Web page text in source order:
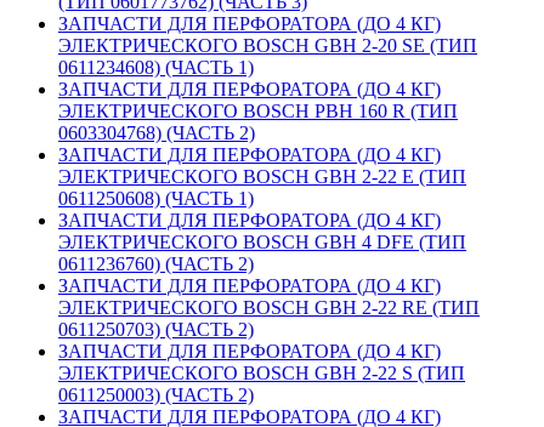
ЗАПЧАСТИ ДЛЯ ПЕРФОРАТОРА (ДО 4 КГ)
ЭЛЕКТРИЧЕСКОГО BOSCH GBH 2-20 SE (ТИП
0611234608) (ЧАСТЬ 1)
ЗАПЧАСТИ ДЛЯ ПЕРФОРАТОРА (ДО 4 КГ)
ЭЛЕКТРИЧЕСКОГО BOSCH PBH 160 R (ТИП
0603304768) (ЧАСТЬ 2)
ЗАПЧАСТИ ДЛЯ ПЕРФОРАТОРА (ДО 4 КГ)
ЭЛЕКТРИЧЕСКОГО BOSCH GBH 2-22 E (ТИП
0611250608) (ЧАСТЬ 1)
ЗАПЧАСТИ ДЛЯ ПЕРФОРАТОРА (ДО 4 КГ)
ЭЛЕКТРИЧЕСКОГО BOSCH GBH 4 DFE (ТИП
0611236760) (ЧАСТЬ 2)
ЗАПЧАСТИ ДЛЯ ПЕРФОРАТОРА (ДО 4 КГ)
ЭЛЕКТРИЧЕСКОГО BOSCH GBH 2-22 RE (ТИП
0611250703) (ЧАСТЬ 2)
ЗАПЧАСТИ ДЛЯ ПЕРФОРАТОРА (ДО 4 КГ)
ЭЛЕКТРИЧЕСКОГО BOSCH GBH 2-22 S (ТИП
0611250003) (ЧАСТЬ 2)
ЗАПЧАСТИ ДЛЯ ПЕРФОРАТОРА (ДО 4 КГ)